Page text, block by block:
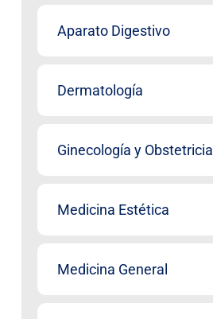
Aparato Digestivo
Dermatología
Ginecología y Obstetricia
Medicina Estética
Medicina General